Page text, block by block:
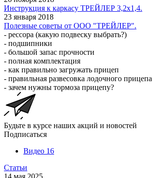
Инструкция к каркасу ТРЕЙЛЕР 3,2х1,4.
23 января 2018
Полезные советы от ООО "ТРЕЙЛЕР".
- рессора (какую подвеску выбрать?)
- подшипники
- большой запас прочности
- полная комплектация
- как правильно загружать прицеп
- правильная развесовка лодочного прицепа
- зачем нужны тормоза прицепу?
Будьте в курсе наших акций и новостей
Подписаться
Видео 16
Статьи
14 мая 2025